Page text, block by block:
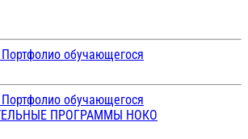
Портфолио обучающегося
Портфолио обучающегося
ПРОГРАММЫ НОКО